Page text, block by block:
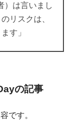
）は言いまし
リスクは、
す」
の記事
です。